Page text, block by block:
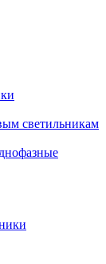
светильникам